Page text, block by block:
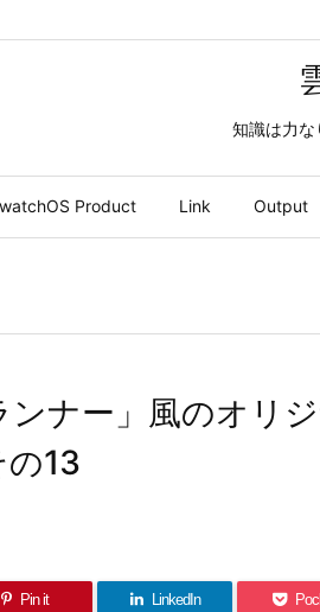
知識は力な
Product Link Output
ナー」風のオリ
の13
Pin it LinkedIn